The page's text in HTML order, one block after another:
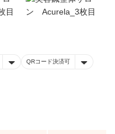
QRコード決済可